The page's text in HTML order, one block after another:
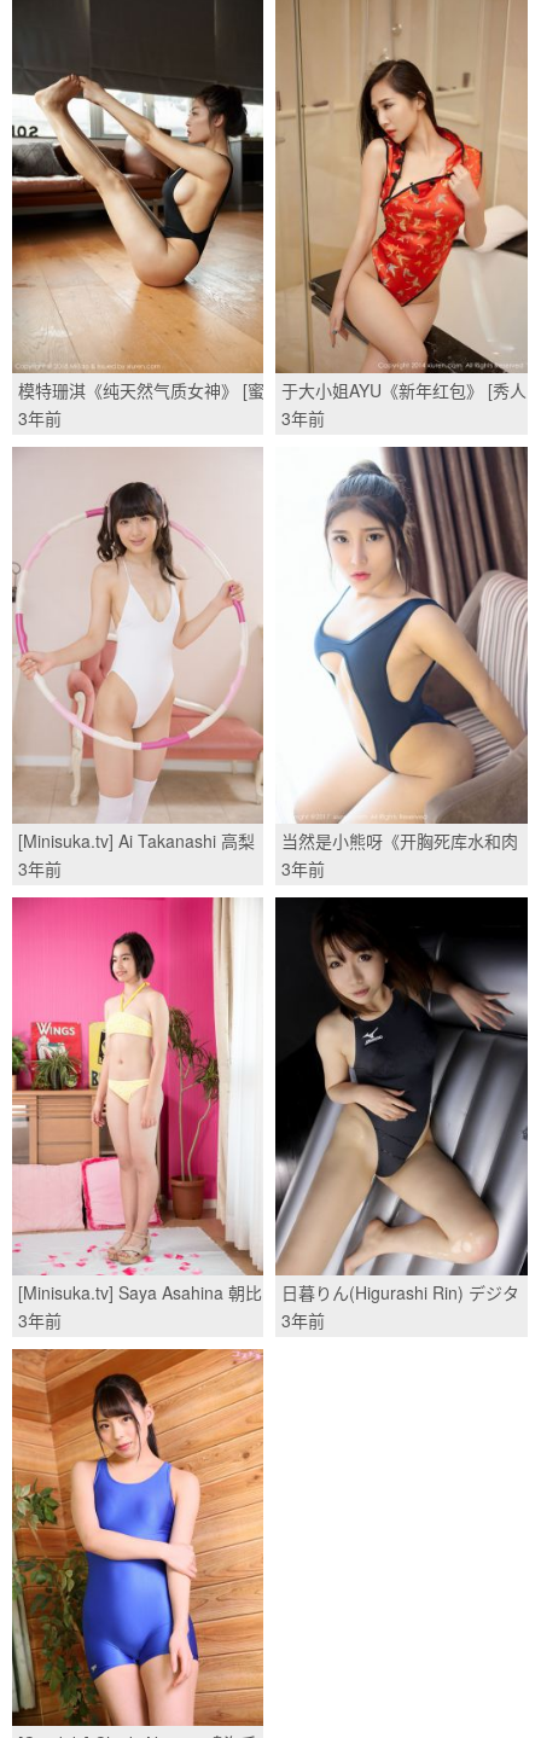
模特珊淇《纯天然气质女神》 [蜜
桃社MiiTao] VOL.103/(65P)
3年前
于大小姐AYU《新年红包》 [秀人
网XiuRen] No.092/(68P)
3年前
[Minisuka.tv] Ai Takanashi 高梨
あい - Limited Gallery 2.4/(85P)
3年前
当然是小熊呀《开胸死库水和肉
色连体塑身衣》 [秀人XIUREN]
NO.832/(45P)
3年前
[Minisuka.tv] Saya Asahina 朝比
奈さや - Regular Gallery
3.4/(42P)
3年前
日暮りん(Higurashi Rin) デジタ
ル寫真集 Bikini Girl/(66P)
3年前